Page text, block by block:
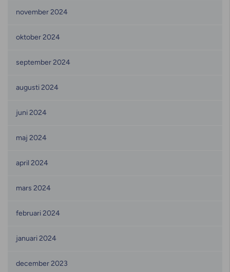
november 2024
oktober 2024
september 2024
augusti 2024
juni 2024
maj 2024
april 2024
mars 2024
februari 2024
januari 2024
december 2023